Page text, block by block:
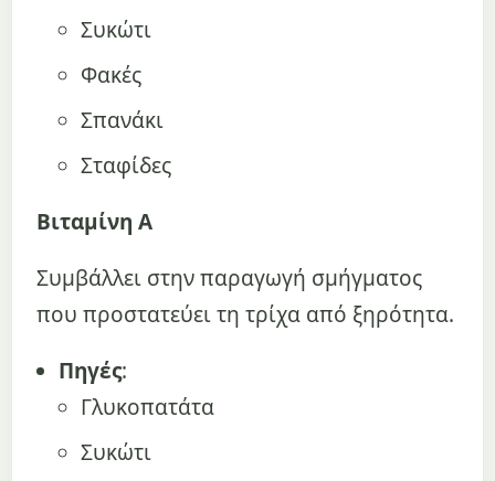
Συκώτι
Φακές
Σπανάκι
Σταφίδες
Βιταμίνη A
Συμβάλλει στην παραγωγή σμήγματος
που προστατεύει τη τρίχα από ξηρότητα.
Πηγές:
Γλυκοπατάτα
Συκώτι